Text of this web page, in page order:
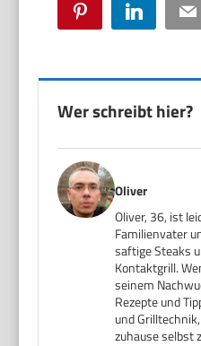
Pinterest LinkedIn
Wer schreibt hier?
Oliver
Oliver, 36, ist
Familienvater
saftige Steaks
Kontaktgrill.
seinem
Rezepte und
und
zuhause selbst